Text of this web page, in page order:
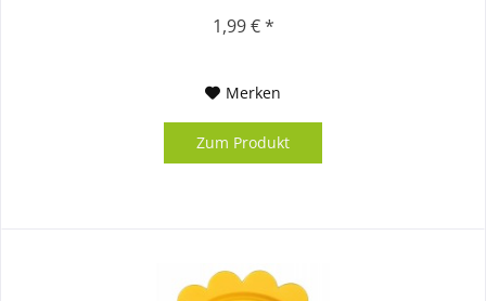
1,99 € *
Merken
Zum Produkt